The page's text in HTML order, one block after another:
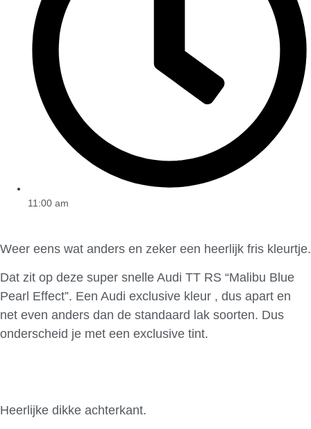
11:00 am
Weer eens wat anders en zeker een heerlijk fris kleurtje.
Dat zit op deze super snelle Audi TT RS “Malibu Blue
Pearl Effect”. Een Audi exclusive kleur , dus apart en
net even anders dan de standaard lak soorten. Dus
onderscheid je met een exclusive tint.
Heerlijke dikke achterkant.